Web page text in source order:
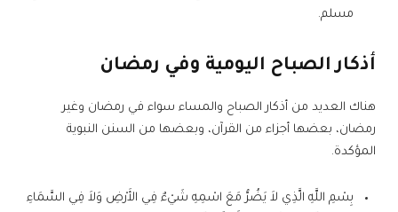
مسلم.
أذكار الصباح اليومية وفي رمضان
هناك العديد من أذكار الصباح والمساء سواء في رمضان وغير
رمضان، بعضها أجزاء من القرآن، وبعضها من السنن النبوية
المؤكدة.
بِسْمِ اللَّهِ الَّذِي لاَ يَضُرُّ مَعَ اسْمِهِ شَيْءٌ فِي الأَرْضِ وَلاَ فِي السَّمَاءِ